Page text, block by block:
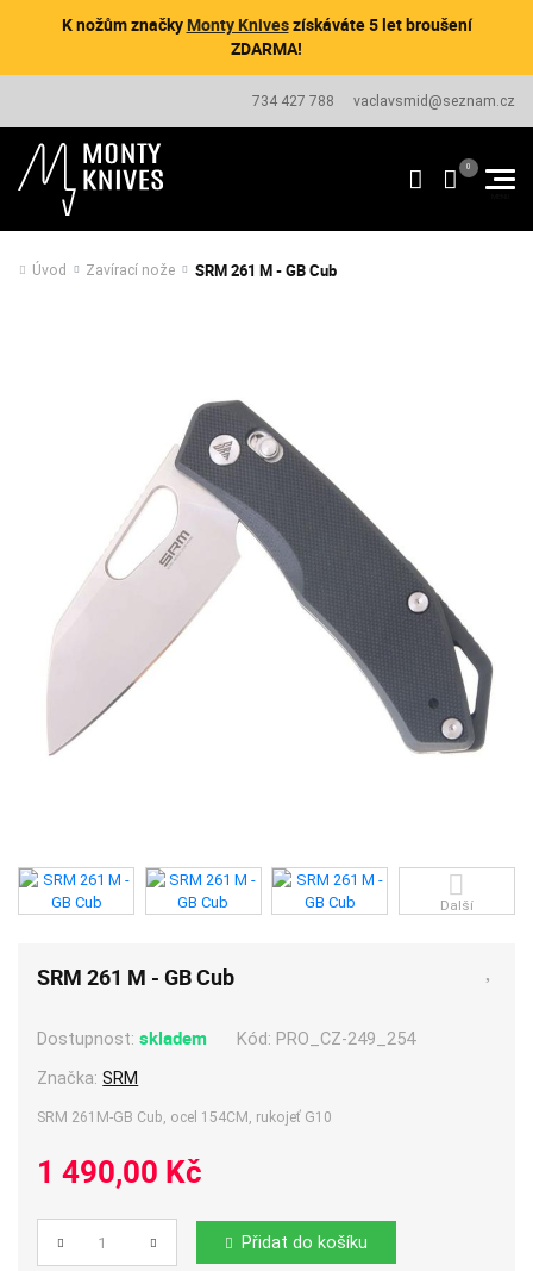
K nožům značkyMonty Kniveszískáváte 5 let broušení
ZDARMA!
734 427 788 vaclavsmid@seznam.cz
Úvod Zavírací nože SRM 261 M - GB Cub
Další
SRM 261 M - GB Cub
Dostupnost:skladem Kód: PRO_CZ-249_254
Značka:SRM
SRM 261M-GB Cub, ocel 154CM, rukojeť G10
1 490,00 Kč
Počet Přidat do košíku